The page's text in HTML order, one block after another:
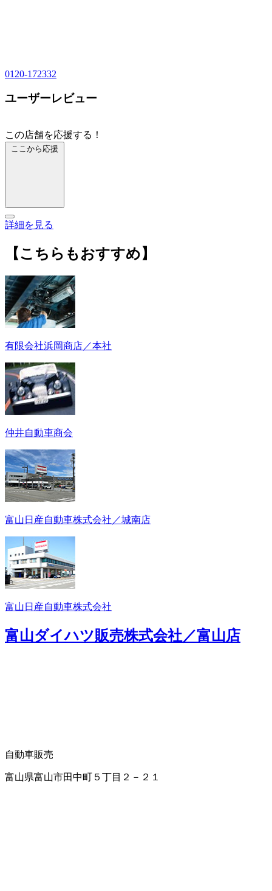
0120-172332
ユーザーレビュー
この店舗を応援する！
ここから応援
詳細を見る
【こちらもおすすめ】
有限会社浜岡商店／本社
仲井自動車商会
富山日産自動車株式会社／城南店
富山日産自動車株式会社
富山ダイハツ販売株式会社／富山店
自動車販売
富山県富山市田中町５丁目２－２１